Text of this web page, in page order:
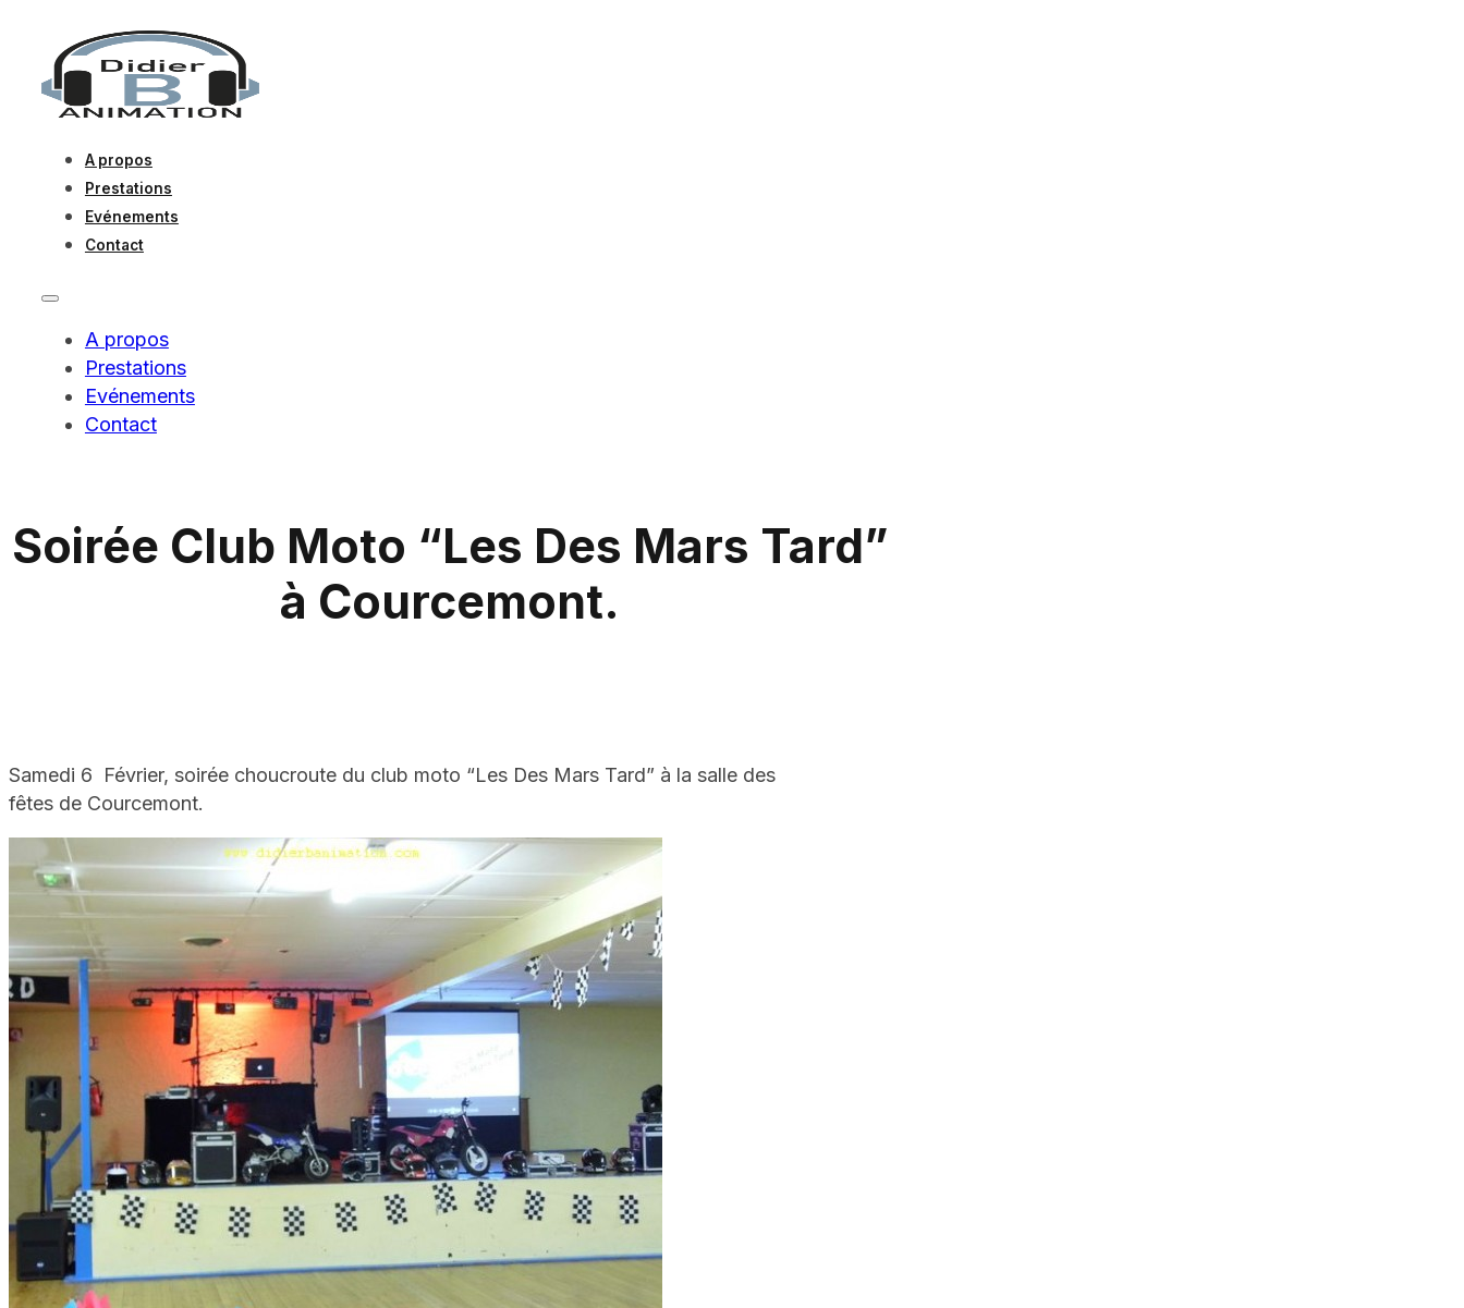
A propos
Prestations
Evénements
Contact
A propos
Prestations
Evénements
Contact
Soirée Club Moto “Les Des Mars Tard”
à Courcemont.
Samedi 6 Février, soirée choucroute du club moto “Les Des Mars Tard” à la salle des
fêtes de Courcemont.